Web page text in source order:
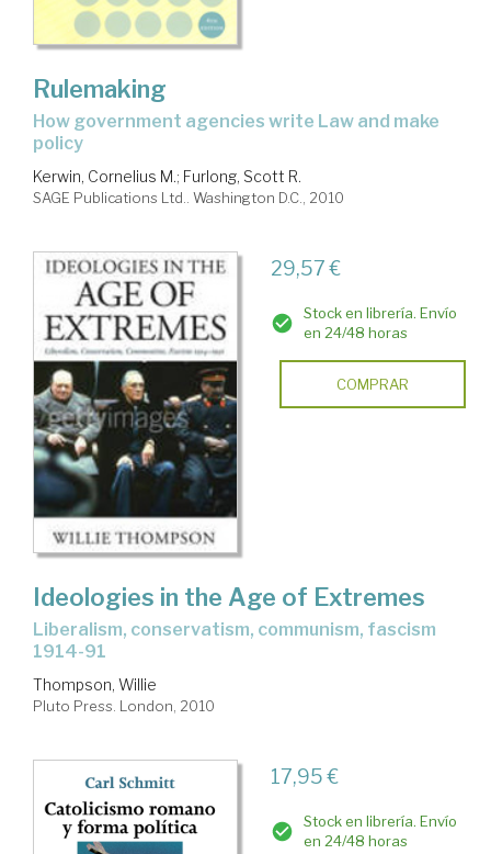
Rulemaking
how government agencies write Law and make
policy
Kerwin, Cornelius M.; Furlong, Scott R.
SAGE Publications Ltd.. Washington D.C., 2010
29,57 €
Stock en librería. Envío
en 24/48 horas
COMPRAR
Ideologies in the Age of Extremes
liberalism, conservatism, communism, fascism
1914-91
Thompson, Willie
Pluto Press. London, 2010
17,95 €
Stock en librería. Envío
en 24/48 horas